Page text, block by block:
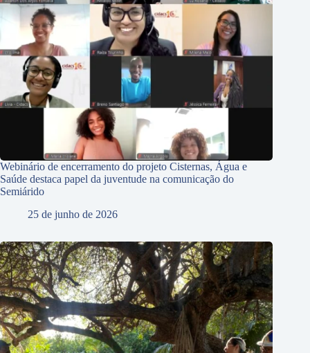
Webinário de encerramento do projeto Cisternas, Água e
Saúde destaca papel da juventude na comunicação do
Semiárido
25 de junho de 2026